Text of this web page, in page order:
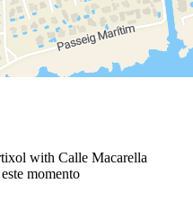
with Calle Macarella
momento